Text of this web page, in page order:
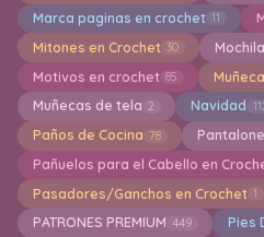
Marca paginas en crochet 11
Mitones en Crochet 30 Mochila
Motivos en crochet 85
Muñecas de tela 2 Navidad
Paños de Cocina 78
Pañuelos para el Cabello en
Pasadores/Ganchos en Crochet 1
PATRONES PREMIUM 449 Pies